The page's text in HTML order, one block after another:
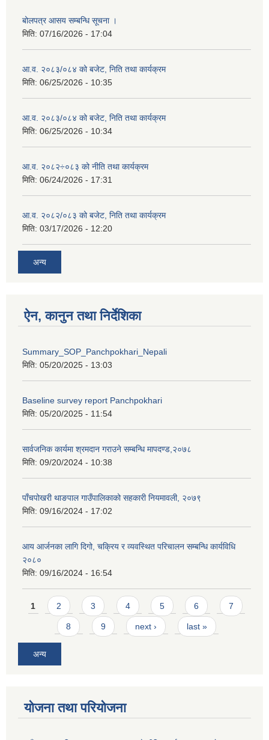
बोलपत्र आसय सम्बन्धि सूचना ।
मिति: 07/16/2026 - 17:04
आ.व. २०८३/०८४ को बजेट, निति तथा कार्यक्रम
मिति: 06/25/2026 - 10:35
आ.व. २०८३/०८४ को बजेट, निति तथा कार्यक्रम
मिति: 06/25/2026 - 10:34
आ.व. २०८२÷०८३ को नीति तथा कार्यक्रम
मिति: 06/24/2026 - 17:31
आ.व. २०८२/०८३ को बजेट, निति तथा कार्यक्रम
मिति: 03/17/2026 - 12:20
अन्य
ऐन, कानुन तथा निर्देशिका
Summary_SOP_Panchpokhari_Nepali
मिति: 05/20/2025 - 13:03
Baseline survey report Panchpokhari
मिति: 05/20/2025 - 11:54
सार्वजनिक कार्यमा श्रमदान गराउने सम्बन्धि मापदण्ड,२०७८
मिति: 09/20/2024 - 10:38
पाँचपोखरी थाङपाल गाउँपालिकाको सहकारी नियमावली, २०७९
मिति: 09/16/2024 - 17:02
आय आर्जनका लागि दिगो, चक्रिय र व्यवस्थित परिचालन सम्बन्धि कार्यविधि
२०८०
मिति: 09/16/2024 - 16:54
Pages
1 2 3 4 5 6 7
8 9 next › last »
अन्य
योजना तथा परियोजना